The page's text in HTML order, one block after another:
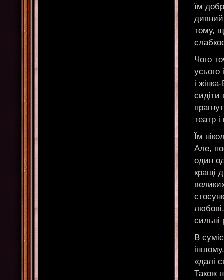
їм
тому,
Чого
усього
і
сидіти
театр і
Їм
Але,
один
кращі
сильні
В
«далі
Також